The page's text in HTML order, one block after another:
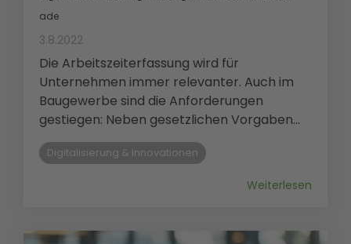
ade
3.8.2022
Die Arbeitszeiterfassung wird für
Unternehmen immer relevanter. Auch im
Baugewerbe sind die Anforderungen
gestiegen: Neben gesetzlichen Vorgaben...
Digitalisierung & Innovationen
Weiterlesen